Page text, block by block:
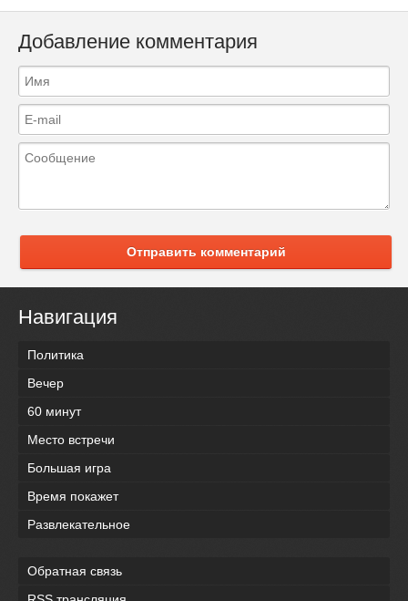
Добавление комментария
Отправить комментарий
Навигация
Политика
Вечер
60 минут
Место встречи
Большая игра
Время покажет
Развлекательное
Обратная связь